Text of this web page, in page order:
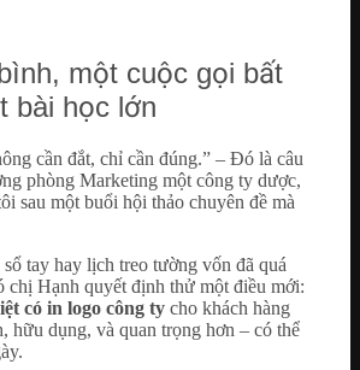
một cuộc gọi bất
bài học lớn
cần đắt, chỉ cần đúng.” – Đó là câu
phòng Marketing một công ty dược,
sau một buổi hội thảo chuyên đề mà
tay hay lịch treo tường vốn đã quá
chị Hạnh quyết định thử một điều mới:
có in logo công ty cho khách hàng
hữu dụng, và quan trọng hơn – có thể